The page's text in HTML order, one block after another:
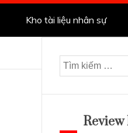
Kho tài liệu nhân sự
Tìm
kiếm
cho: